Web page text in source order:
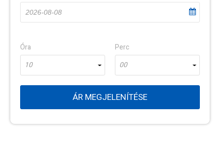
Óra
10
Perc
00
ÁR MEGJELENÍTÉSE